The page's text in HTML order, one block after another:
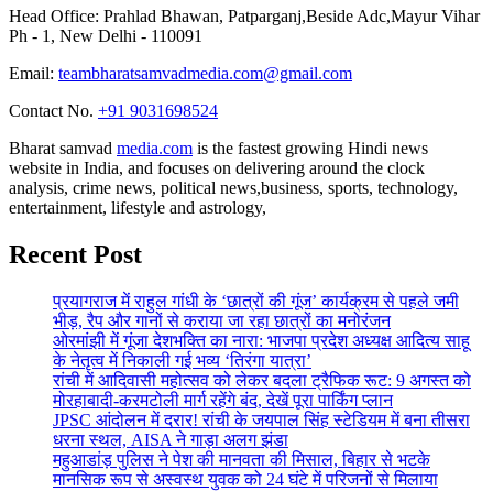
Head Office: Prahlad Bhawan, Patparganj,Beside Adc,Mayur Vihar
Ph - 1, New Delhi - 110091
Email: teambharatsamvadmedia.com@gmail.com
Contact No. ‪ +91 9031698524
Bharat samvad media.com is the fastest growing Hindi news
website in India, and focuses on delivering around the clock
analysis, crime news, political news,business, sports, technology,
entertainment, lifestyle and astrology,
Recent Post
प्रयागराज में राहुल गांधी के ‘छात्रों की गूंज’ कार्यक्रम से पहले जमी
भीड़, रैप और गानों से कराया जा रहा छात्रों का मनोरंजन
ओरमांझी में गूंजा देशभक्ति का नारा: भाजपा प्रदेश अध्यक्ष आदित्य साहू
के नेतृत्व में निकाली गई भव्य ‘तिरंगा यात्रा’
रांची में आदिवासी महोत्सव को लेकर बदला ट्रैफिक रूट: 9 अगस्त को
मोरहाबादी-करमटोली मार्ग रहेंगे बंद, देखें पूरा पार्किंग प्लान
JPSC आंदोलन में दरार! रांची के जयपाल सिंह स्टेडियम में बना तीसरा
धरना स्थल, AISA ने गाड़ा अलग झंडा
महुआडांड़ पुलिस ने पेश की मानवता की मिसाल, बिहार से भटके
मानसिक रूप से अस्वस्थ युवक को 24 घंटे में परिजनों से मिलाया